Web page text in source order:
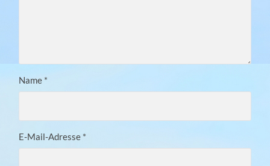
Name *
E-Mail-Adresse *